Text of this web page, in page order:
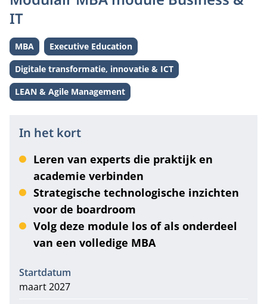
IT
Level:
MBA Level:
Executive Education
Thema:
Digitale transformatie, innovatie & ICT
Thema:
LEAN & Agile Management
In het kort
Leren van experts die praktijk en
academie verbinden
Strategische technologische inzichten
voor de boardroom
Volg deze module los of als onderdeel
van een volledige MBA
Informatie
Startdatum
maart 2027